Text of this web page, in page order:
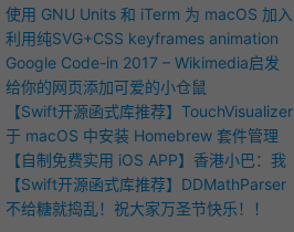
PHP 7 开发环境
使用 GNU Units 和 iTerm 为 macOS 加入
快捷多功能计算器
利用纯SVG+CSS keyframes animation
动画实现手写毛笔字（书法）效果
Google Code-in 2017 – Wikimedia启发
与感想
给你的网页添加可爱的小仓鼠
【Swift开源函式库推荐】TouchVisualizer
– 于屏幕上显示你所触摸的位置
于 macOS 中安装 Homebrew 套件管理
工具
【自制免费实用 iOS APP】香港小巴：我
要下车！
【Swift开源函式库推荐】DDMathParser
– 通过文字表达式（算式）计算结果
不给糖就捣乱！祝大家万圣节快乐！！